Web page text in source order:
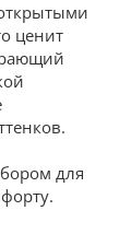
ценит
для